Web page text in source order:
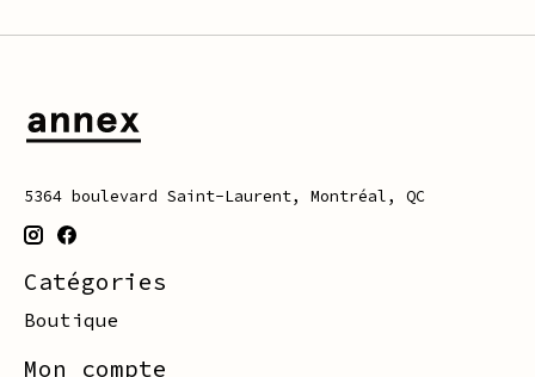
5364 boulevard Saint-Laurent, Montréal, QC
Catégories
Boutique
Mon compte